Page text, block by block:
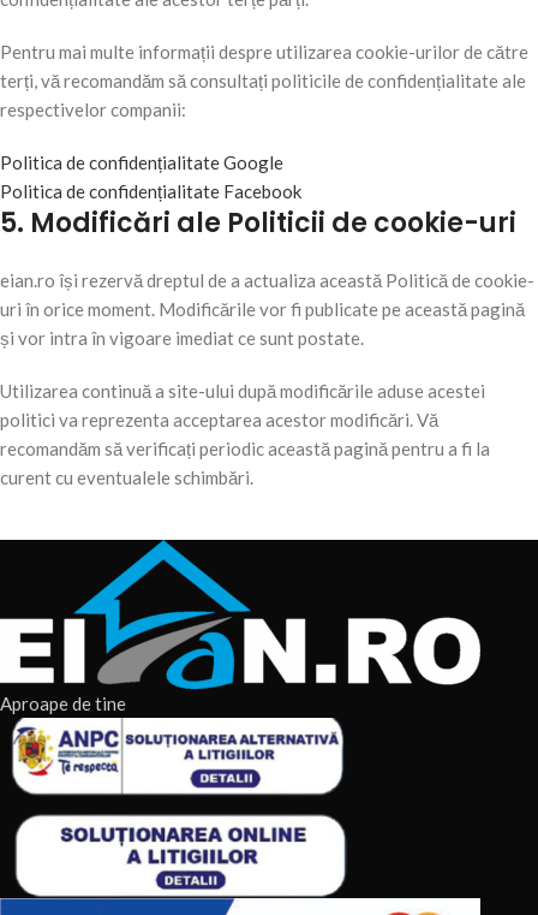
Pentru mai multe informații despre utilizarea cookie-urilor de către
terți, vă recomandăm să consultați politicile de confidențialitate ale
respectivelor companii:
Politica de confidențialitate Google
Politica de confidențialitate Facebook
5. Modificări ale Politicii de cookie-uri
eian.ro își rezervă dreptul de a actualiza această Politică de cookie-
uri în orice moment. Modificările vor fi publicate pe această pagină
și vor intra în vigoare imediat ce sunt postate.
Utilizarea continuă a site-ului după modificările aduse acestei
politici va reprezenta acceptarea acestor modificări. Vă
recomandăm să verificați periodic această pagină pentru a fi la
curent cu eventualele schimbări.
Aproape de tine